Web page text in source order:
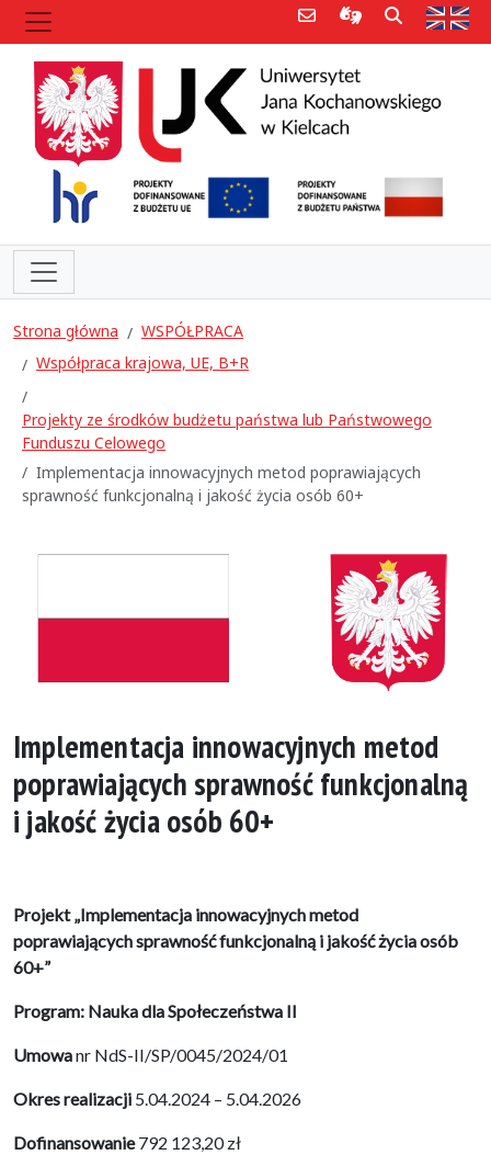
Poczta e-mailInformacje dla
Szukaj
Strona główna
WSPÓŁPRACA
Współpraca krajowa, UE, B+R
Projekty ze środków budżetu państwa lub Państwowego
Funduszu Celowego
Implementacja innowacyjnych metod poprawiających
sprawność funkcjonalną i jakość życia osób 60+
Implementacja innowacyjnych metod
poprawiających sprawność funkcjonalną
i jakość życia osób 60+
Projekt „Implementacja innowacyjnych metod
poprawiających sprawność funkcjonalną i jakość życia osób
60+”
Program: Nauka dla Społeczeństwa II
Umowanr NdS-II/SP/0045/2024/01
Okres realizacji 5.04.2024 – 5.04.2026
Dofinansowanie792 123,20 zł